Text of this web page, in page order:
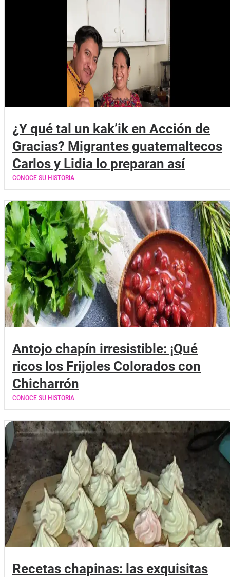
¿Y qué tal un kak’ik en Acción de
Gracias? Migrantes guatemaltecos
Carlos y Lidia lo preparan así
CONOCE SU HISTORIA
Antojo chapín irresistible: ¡Qué
ricos los Frijoles Colorados con
Chicharrón
CONOCE SU HISTORIA
Recetas chapinas: las exquisitas